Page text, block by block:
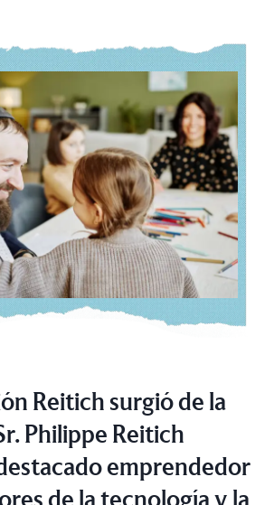
Reitich surgió de la
Philippe Reitich
emprendedor
de la tecnología y la